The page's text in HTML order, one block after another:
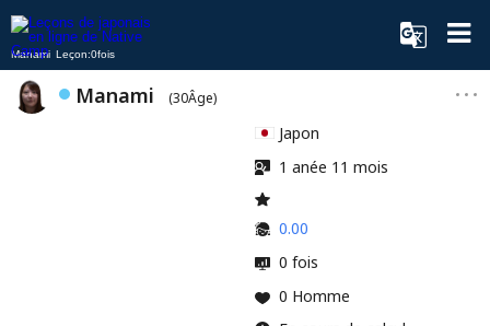
Manami Leçon:0fois
Manami (30Âge)
Japon
1 anée 11 mois
0.00
0 fois
0 Homme